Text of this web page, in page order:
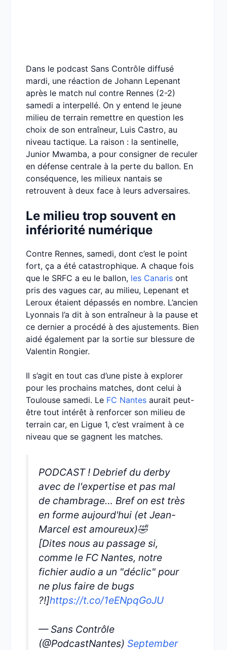
Dans le podcast Sans Contrôle diffusé
mardi, une réaction de Johann Lepenant
après le match nul contre Rennes (2-2)
samedi a interpellé. On y entend le jeune
milieu de terrain remettre en question les
choix de son entraîneur, Luis Castro, au
niveau tactique. La raison : la sentinelle,
Junior Mwamba, a pour consigner de reculer
en défense centrale à la perte du ballon. En
conséquence, les milieux nantais se
retrouvent à deux face à leurs adversaires.
Le milieu trop souvent en
infériorité numérique
Contre Rennes, samedi, dont c’est le point
fort, ça a été catastrophique. A chaque fois
que le SRFC a eu le ballon, les Canaris ont
pris des vagues car, au milieu, Lepenant et
Leroux étaient dépassés en nombre. L’ancien
Lyonnais l’a dit à son entraîneur à la pause et
ce dernier a procédé à des ajustements. Bien
aidé également par la sortie sur blessure de
Valentin Rongier.
Il s’agit en tout cas d’une piste à explorer
pour les prochains matches, dont celui à
Toulouse samedi. Le FC Nantes aurait peut-
être tout intérêt à renforcer son milieu de
terrain car, en Ligue 1, c’est vraiment à ce
niveau que se gagnent les matches.
PODCAST ! Debrief du derby
avec de l'expertise et pas mal
de chambrage… Bref on est très
en forme aujourd'hui (et Jean-
Marcel est amoureux)🤣
[Dites nous au passage si,
comme le FC Nantes, notre
fichier audio a un "déclic" pour
ne plus faire de bugs
?!]https://t.co/1eENpqGoJU
— Sans Contrôle
(@PodcastNantes) September